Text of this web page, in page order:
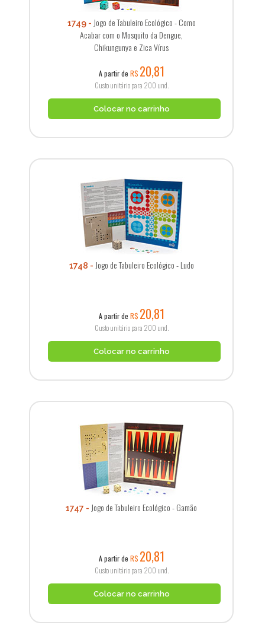
1749
Jogo de Tabuleiro Ecológico - Como
Acabar com o Mosquito da Dengue,
Chikungunya e Zica Vírus
A partir de R$ 20,81
Custo unitário para 200 und.
Colocar no carrinho
1748 Jogo de Tabuleiro Ecológico - Ludo
A partir de R$ 20,81
Custo unitário para 200 und.
Colocar no carrinho
1747 Jogo de Tabuleiro Ecológico - Gamão
A partir de R$ 20,81
Custo unitário para 200 und.
Colocar no carrinho